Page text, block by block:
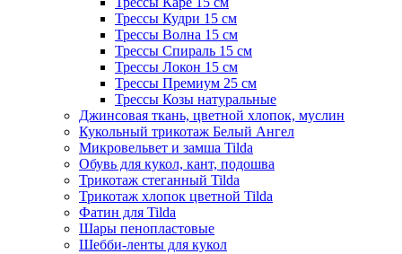
Трессы Кудри 15 см
Трессы Волна 15 см
Трессы Спираль 15 см
Трессы Локон 15 см
Трессы Премиум 25 см
Трессы Козы натуральные
Джинсовая ткань, цветной хлопок, муслин
Кукольный трикотаж Белый Ангел
Микровельвет и замша Tilda
Обувь для кукол, кант, подошва
Трикотаж стеганный Tilda
Трикотаж хлопок цветной Tilda
Фатин для Tilda
Шары пенопластовые
Шебби-ленты для кукол